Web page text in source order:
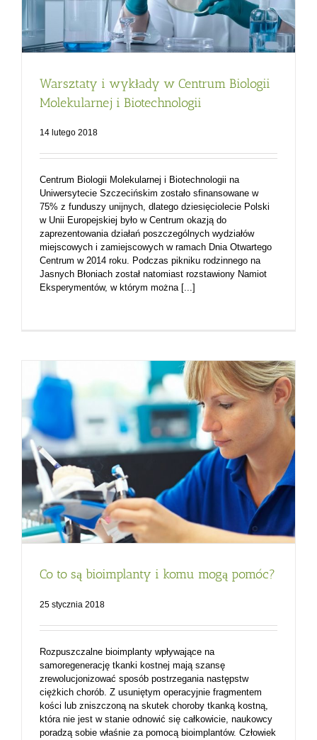
Warsztaty i wykłady w Centrum Biologii
Molekularnej i Biotechnologii
14 lutego 2018
Centrum Biologii Molekularnej i Biotechnologii na
Uniwersytecie Szczecińskim zostało sfinansowane w
75% z funduszy unijnych, dlatego dziesięciolecie Polski
w Unii Europejskiej było w Centrum okazją do
zaprezentowania działań poszczególnych wydziałów
miejscowych i zamiejscowych w ramach Dnia Otwartego
Centrum w 2014 roku. Podczas pikniku rodzinnego na
Jasnych Błoniach został natomiast rozstawiony Namiot
Eksperymentów, w którym można [...]
Co to są bioimplanty i komu mogą pomóc?
25 stycznia 2018
Rozpuszczalne bioimplanty wpływające na
samoregenerację tkanki kostnej mają szansę
zrewolucjonizować sposób postrzegania następstw
ciężkich chorób. Z usuniętym operacyjnie fragmentem
kości lub zniszczoną na skutek choroby tkanką kostną,
która nie jest w stanie odnowić się całkowicie, naukowcy
poradzą sobie właśnie za pomocą bioimplantów. Człowiek